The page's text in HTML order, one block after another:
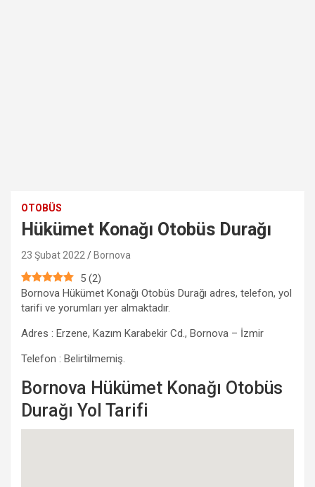
OTOBÜS
Hükümet Konağı Otobüs Durağı
23 Şubat 2022 Bornova
5 (2)
Bornova Hükümet Konağı Otobüs Durağı adres, telefon, yol
tarifi ve yorumları yer almaktadır.
Adres : Erzene, Kazım Karabekir Cd., Bornova – İzmir
Telefon : Belirtilmemiş.
Bornova Hükümet Konağı Otobüs
Durağı Yol Tarifi